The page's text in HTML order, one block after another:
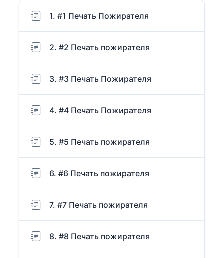
1. #1 Печать Пожирателя
2. #2 Печать пожирателя
3. #3 Печать Пожирателя
4. #4 Печать Пожирателя
5. #5 Печать пожирателя
6. #6 Печать пожирателя
7. #7 Печать пожирателя
8. #8 Печать пожирателя